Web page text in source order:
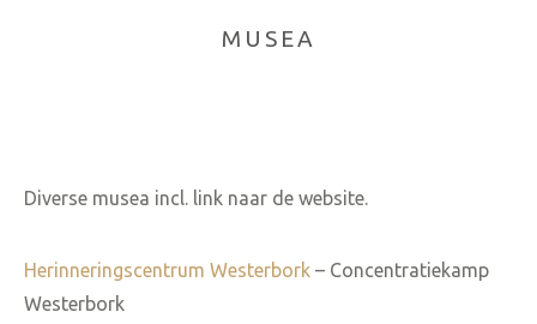
MUSEA
Diverse musea incl. link naar de website.
Herinneringscentrum Westerbork – Concentratiekamp
Westerbork